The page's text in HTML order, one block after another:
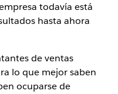
todavía está
hasta ahora
de ventas
lo que mejor saben
ocuparse de